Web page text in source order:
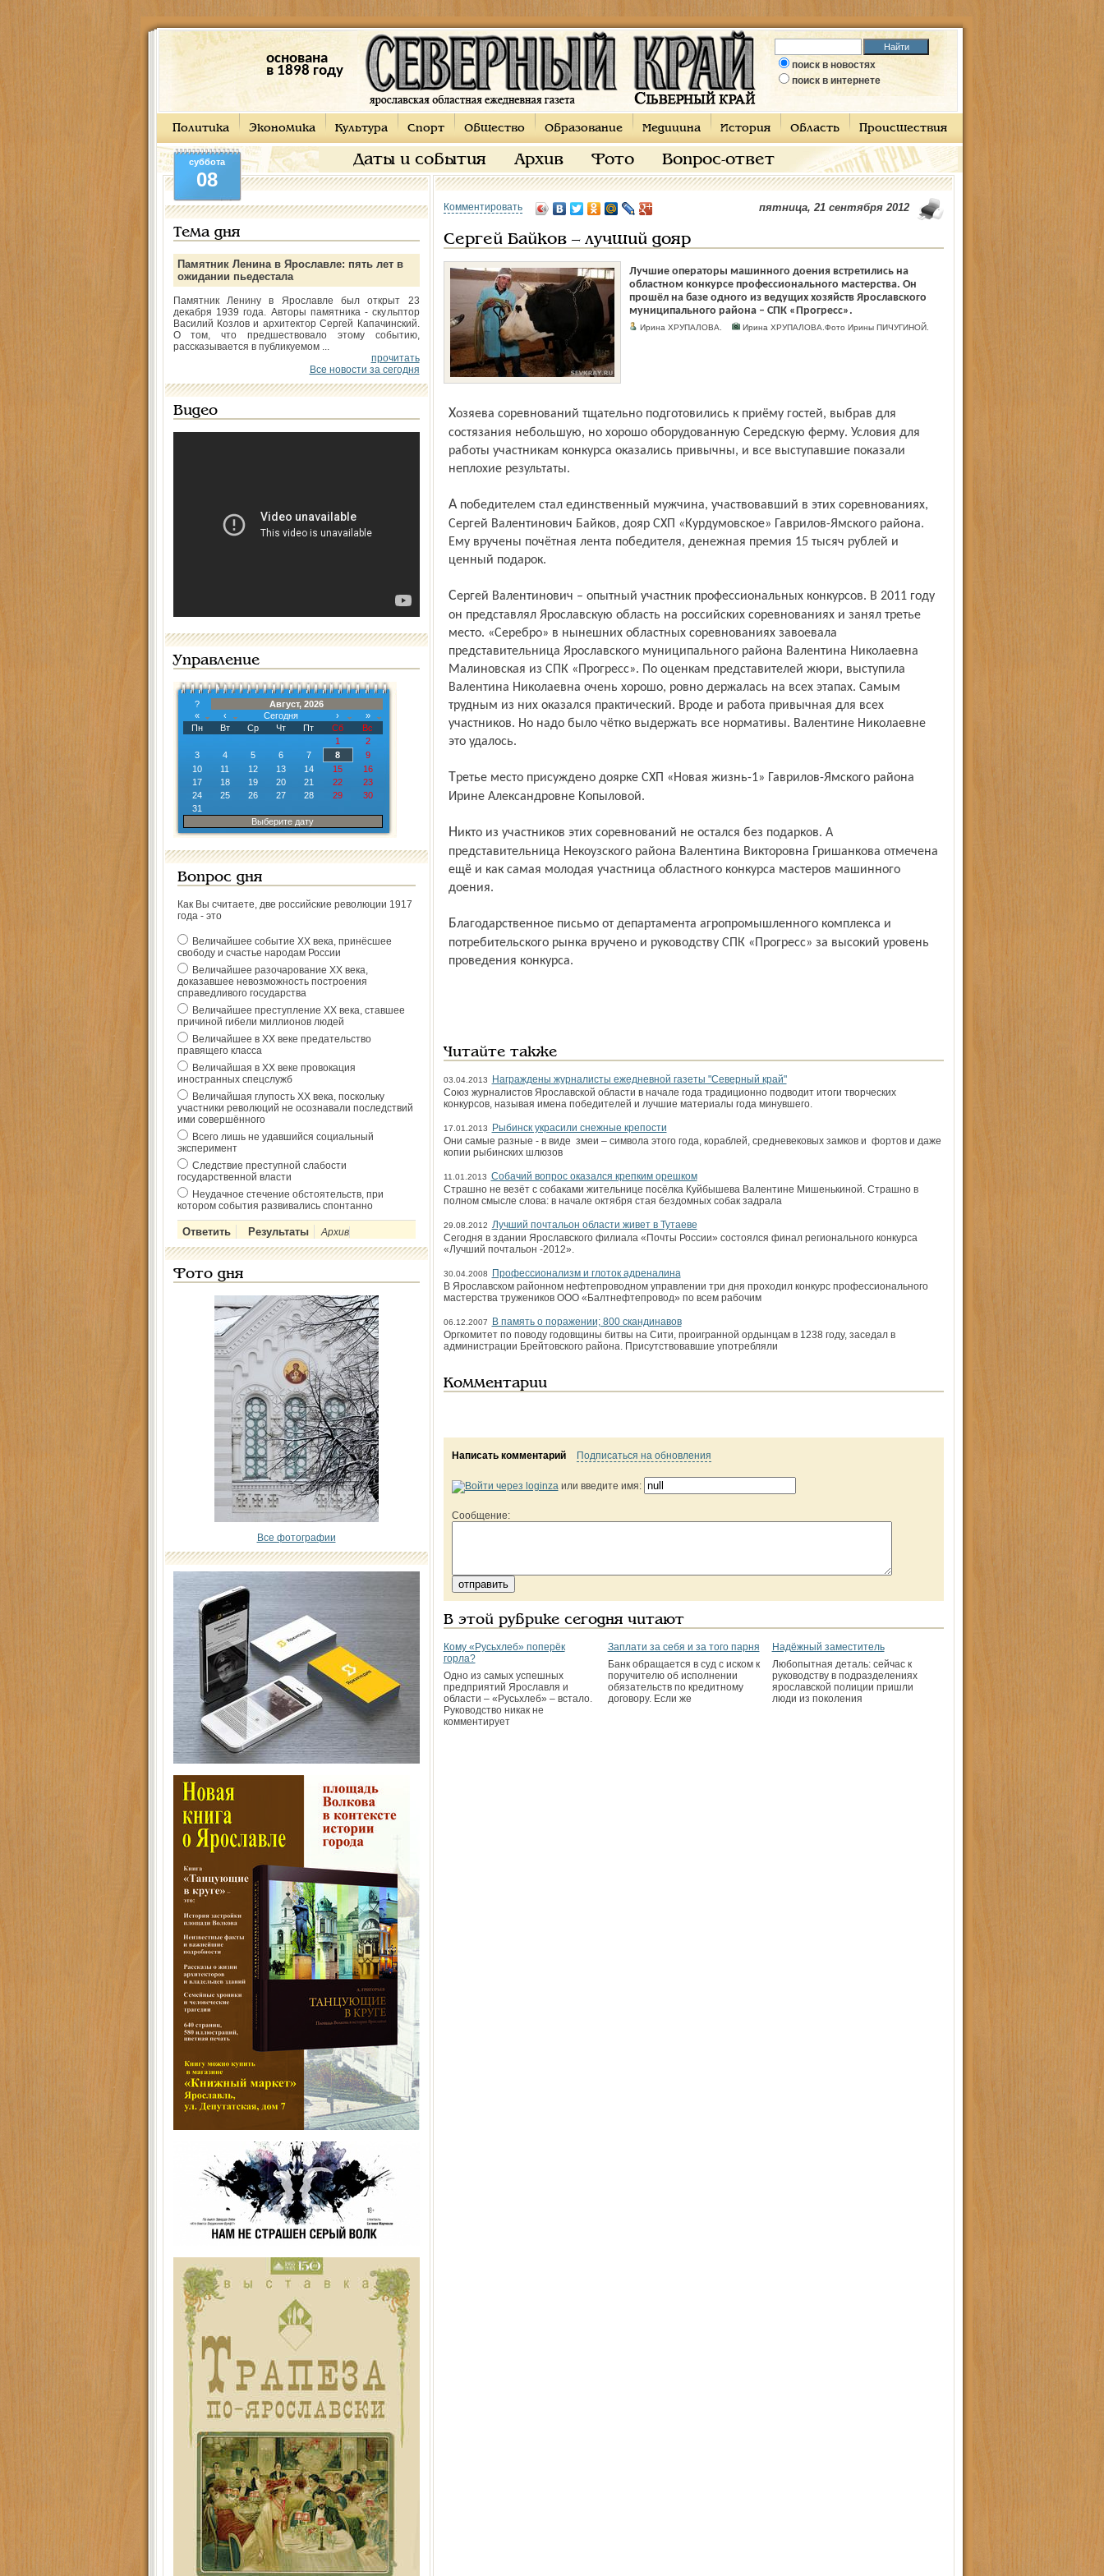
основана
в 1898 году
поиск в новостях
поиск в интернете
Политика Экономика Культура Спорт Общество Образование Медицина История Область Происшествия
Даты и события Архив Фото Вопрос-ответ
суббота
08
Тема дня
Памятник Ленина в Ярославле: пять лет в
ожидании пьедестала
Памятник Ленину в Ярославле был открыт 23
декабря 1939 года. Авторы памятника - скульптор
Василий Козлов и архитектор Сергей Капачинский.
О том, что предшествовало этому событию,
рассказывается в публикуемом ...
прочитать
Все новости за сегодня
Видео
Управление
?
Август, 2026
«
‹ Сегодня ›
»
Пн
Вт Ср Чт Пт Сб
Вс
1
2
3
4 5 6 7 8
9
10
11 12 13 14 15
16
17
18 19 20 21 22
23
24
25 26 27 28 29
30
31
Выберите дату
Вопрос дня
Как Вы считаете, две российские революции 1917
года - это
Величайшее событие ХХ века, принёсшее
свободу и счастье народам России
Величайшее разочарование ХХ века,
доказавшее невозможность построения
справедливого государства
Величайшее преступление ХХ века, ставшее
причиной гибели миллионов людей
Величайшее в ХХ веке предательство
правящего класса
Величайшая в ХХ веке провокация
иностранных спецслужб
Величайшая глупость ХХ века, поскольку
участники революций не осознавали последствий
ими совершённого
Всего лишь не удавшийся социальный
эксперимент
Следствие преступной слабости
государственной власти
Неудачное стечение обстоятельств, при
котором события развивались спонтанно
Архив
Фото дня
Все фотографии
Комментировать пятница, 21 сентября 2012
Сергей Байков – лучший дояр
Лучшие операторы машинного доения встретились на
областном конкурсе профессионального мастерства. Он
прошёл на базе одного из ведущих хозяйств Ярославского
муниципального района – СПК «Прогресс».
Ирина ХРУПАЛОВА. Ирина ХРУПАЛОВА.Фото Ирины ПИЧУГИНОЙ.
Хозяева соревнований тщательно подготовились к приёму гостей, выбрав для
состязания небольшую, но хорошо оборудованную Середскую ферму. Условия для
работы участникам конкурса оказались привычны, и все выступавшие показали
неплохие результаты.
А победителем стал един­ственный мужчина, участвовавший в этих соревнованиях,
Сергей Валентинович Байков, дояр СХП «Курдумовское» Гаврилов-Ямского района.
Ему вручены почётная лента победителя, денежная премия 15 тысяч рублей и
ценный подарок.
Сергей Валентинович – опытный участник профессиональных конкурсов. В 2011 году
он представлял Ярослав­скую область на российских соревнованиях и занял третье
место. «Серебро» в нынешних областных соревнованиях завоевала
представительница Ярославского муниципального района Валентина Николаевна
Малиновская из СПК «Прогресс». По оценкам представителей жюри, выступила
Валентина Николаевна очень хорошо, ровно держалась на всех этапах. Самым
трудным из них оказался практический. Вроде и работа привычная для всех
участников. Но надо было чётко выдержать все нормативы. Валентине Николаевне
это удалось.
Третье место присуждено доярке СХП «Новая жизнь-1» Гаврилов-Ямского района
Ирине Александровне Копыловой.
Никто из участников этих соревнований не остался без подарков. А
представительница Некоузского района Валентина Викторовна Гришанкова отмечена
ещё и как самая молодая участница областного конкурса мастеров машинного
доения.
Благодарственное письмо от департамента агропромышленного комплекса и
потребительского рынка вручено и руководству СПК «Прогресс» за высокий уровень
проведения конкурса.
Читайте также
03.04.2013
Награждены журналисты ежедневной газеты "Северный край"
Союз журналистов Ярославской области в начале года традиционно подводит итоги творческих
конкурсов, называя имена победителей и лучшие материалы года минувшего.
17.01.2013
Рыбинск украсили снежные крепости
Они самые разные - в виде змеи – символа этого года, кораблей, средневековых замков и фортов и даже
копии рыбинских шлюзов
11.01.2013 Собачий вопрос оказался крепким орешком
Страшно не везёт с собаками жительнице посёлка Куйбышева Валентине Мишенькиной. Страшно в
полном смысле слова: в начале октября стая бездомных собак задрала
29.08.2012 Лучший почтальон области живет в Тутаеве
Сегодня в здании Ярославского филиала «Почты России» состоялся финал регионального конкурса
«Лучший почтальон -2012».
30.04.2008
Профессионализм и глоток адреналина
В Ярославском районном нефтепроводном управлении три дня проходил конкурс профессионального
мастерства тружеников ООО «Балтнефтепровод» по всем рабочим
06.12.2007
В память о поражении; 800 скандинавов
Оргкомитет по поводу годовщины битвы на Сити, проигранной ордынцам в 1238 году, заседал в
администрации Брейтовского района. Присутствовавшие употребляли
Комментарии
Написать комментарий Подписаться на обновления
или введите имя:
Сообщение:
В этой рубрике сегодня читают
Кому «Русьхлеб» поперёк
горла?
Одно из самых успешных
предприятий Ярославля и
области – «Русьхлеб» – встало.
Руководство никак не
комментирует
Заплати за себя и за того парня
Банк обращается в суд с иском к
поручителю об исполнении
обязательств по кредитному
договору. Если же
Надёжный заместитель
Любопытная деталь: сейчас к
руководству в подразделениях
ярославской полиции пришли
люди из поколения